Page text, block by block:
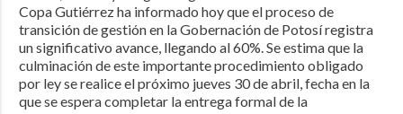
Copa Gutiérrez ha informado hoy que el proceso de
transición de gestión en la Gobernación de Potosí registra
un significativo avance, llegando al 60%. Se estima que la
culminación de este importante procedimiento obligado
por ley se realice el próximo jueves 30 de abril, fecha en la
que se espera completar la entrega formal de la